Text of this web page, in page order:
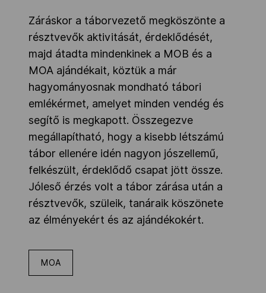
Záráskor a táborvezető megköszönte a
résztvevők aktivitását, érdeklődését,
majd átadta mindenkinek a MOB és a
MOA ajándékait, köztük a már
hagyományosnak mondható tábori
emlékérmet, amelyet minden vendég és
segítő is megkapott. Összegezve
megállapítható, hogy a kisebb létszámú
tábor ellenére idén nagyon jószellemű,
felkészült, érdeklődő csapat jött össze.
Jóleső érzés volt a tábor zárása után a
résztvevők, szüleik, tanáraik köszönete
az élményekért és az ajándékokért.
MOA